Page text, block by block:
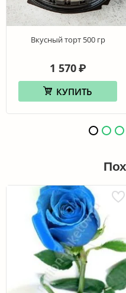
Вкусный торт 500 гр
1 570 ₽
КУПИТЬ